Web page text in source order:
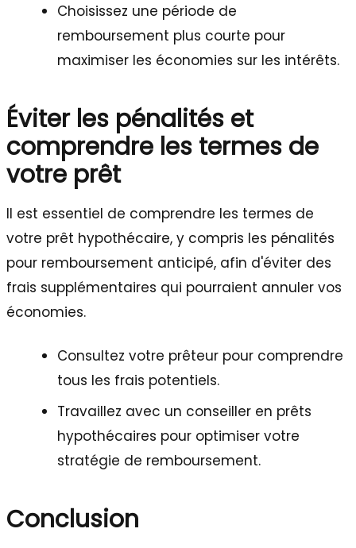
Choisissez une période de
remboursement plus courte pour
maximiser les économies sur les intérêts.
Éviter les pénalités et
comprendre les termes de
votre prêt
Il est essentiel de comprendre les termes de
votre prêt hypothécaire, y compris les pénalités
pour remboursement anticipé, afin d'éviter des
frais supplémentaires qui pourraient annuler vos
économies.
Consultez votre prêteur pour comprendre
tous les frais potentiels.
Travaillez avec un conseiller en prêts
hypothécaires pour optimiser votre
stratégie de remboursement.
Conclusion